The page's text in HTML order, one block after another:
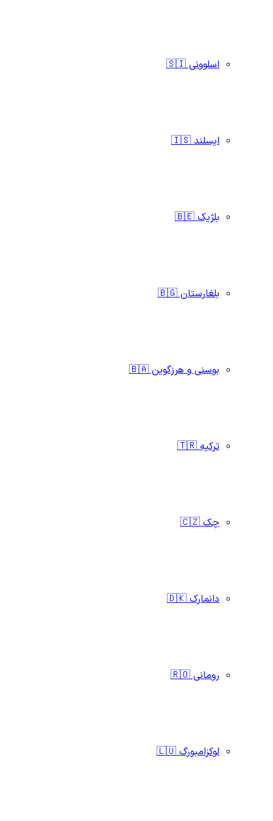
اسلوونی 🇸🇮
ایسلند 🇮🇸
بلژیک 🇧🇪
بلغارستان 🇧🇬
بوسنی و هرزگوین 🇧🇦
ترکیه 🇹🇷
چک 🇨🇿
دانمارک 🇩🇰
رومانی 🇷🇴
لوکزامبورگ 🇱🇺